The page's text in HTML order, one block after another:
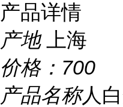
产品详情
产地
上海
价格： 700
产品名称人